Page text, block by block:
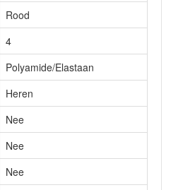
Rood
4
Polyamide/Elastaan
Heren
Nee
Nee
Nee